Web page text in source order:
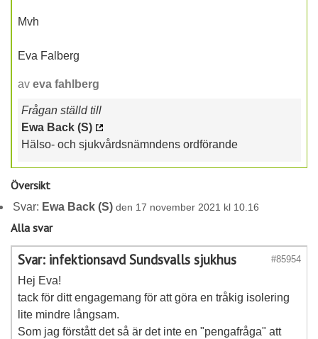
Mvh
Eva Falberg
av eva fahlberg
Frågan ställd till
Ewa Back (S)
Hälso- och sjukvårdsnämndens ordförande
Översikt
Svar: Ewa Back (S) den 17 november 2021 kl 10.16
Alla svar
#85954
Svar: infektionsavd Sundsvalls sjukhus
Hej Eva!
tack för ditt engagemang för att göra en tråkig isolering
lite mindre långsam.
Som jag förstått det så är det inte en "pengafråga" att